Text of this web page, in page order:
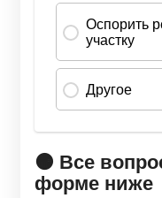
🟠 Все
форме ниже